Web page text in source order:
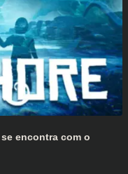
encontra com o